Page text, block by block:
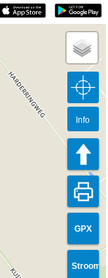
GPX
Stroom
Info